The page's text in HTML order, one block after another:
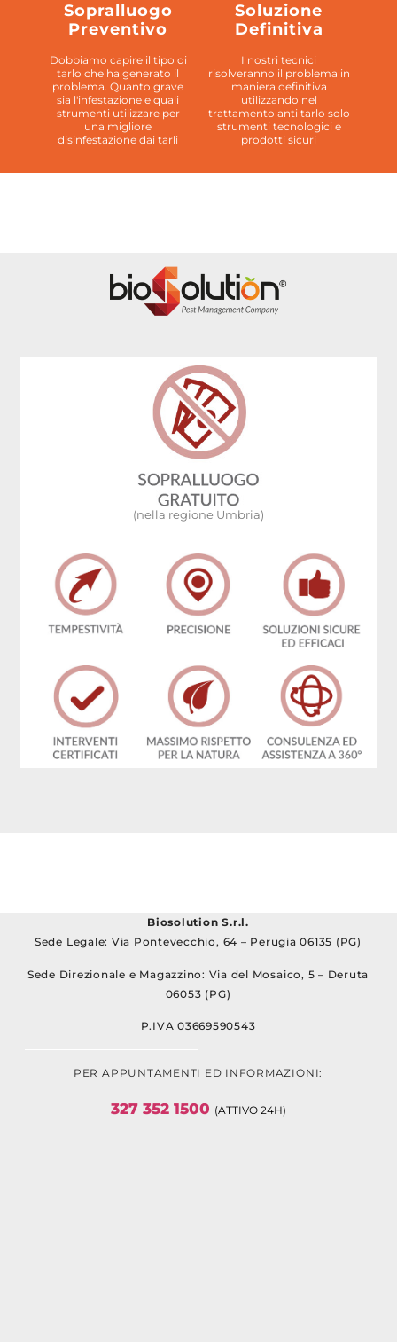
Sopralluogo
Preventivo
Dobbiamo capire il tipo di
tarlo che ha generato il
problema. Quanto grave
sia l'infestazione e quali
strumenti utilizzare per
una migliore
disinfestazione dai tarli
Soluzione
Definitiva
I nostri tecnici
risolveranno il problema in
maniera definitiva
utilizzando nel
trattamento anti tarlo solo
strumenti tecnologici e
prodotti sicuri
(nella regione Umbria)
Biosolution S.r.l.
Sede Legale: Via Pontevecchio, 64 – Perugia 06135 (PG)
Sede Direzionale e Magazzino: Via del Mosaico, 5 – Deruta
06053 (PG)
P.IVA 03669590543
PER APPUNTAMENTI ED INFORMAZIONI:
327 352 1500 (ATTIVO 24H)